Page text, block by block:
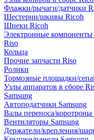
Флажки/рычаги/датчики
Шестерни/шкивы Ricoh
Шнеки Ricoh
Электронные компоненты
Riso
Кольца
Прочие запчасти Riso
Ролики
Тормозные площадки/
Узлы аппаратов в сборе
Samsung
Автоподатчики Samsung
Валы переноса/коротроны
Вентиляторы Samsung
Держатели/крепления/